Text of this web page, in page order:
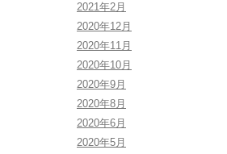
2021年2月
2020年12月
2020年11月
2020年10月
2020年9月
2020年8月
2020年6月
2020年5月